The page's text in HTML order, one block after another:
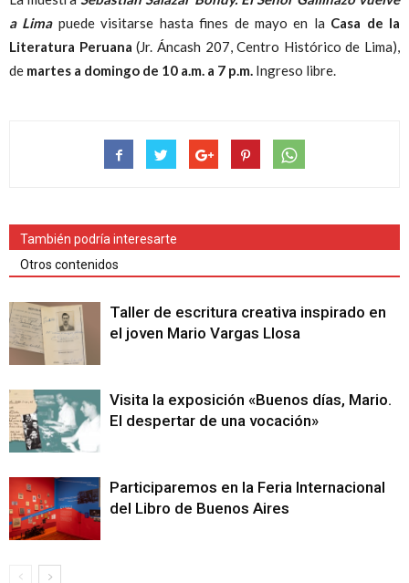
a Limapuede visitarse hasta fines de mayo en la Casa de la
Literatura Peruana (Jr. Áncash 207, Centro Histórico de Lima),
de martes a domingo de 10 a.m. a 7 p.m. Ingreso libre.
También podría interesarte
Otros contenidos
Taller de escritura creativa inspirado en
el joven Mario Vargas Llosa
Visita la exposición «Buenos días, Mario.
El despertar de una vocación»
Participaremos en la Feria Internacional
del Libro de Buenos Aires